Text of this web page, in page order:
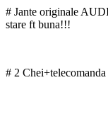
# Jante originale
stare ft buna!!!
# 2